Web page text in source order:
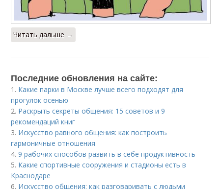
Читать дальше →
Последние обновления на сайте:
1. Какие парки в Москве лучше всего подходят для
прогулок осенью
2. Раскрыть секреты общения: 15 советов и 9
рекомендаций книг
3. Искусство равного общения: как построить
гармоничные отношения
4.9 рабочих способов развить в себе продуктивность
5. Какие спортивные сооружения и стадионы есть в
Краснодаре
6. Искусство общения: как разговаривать с людьми